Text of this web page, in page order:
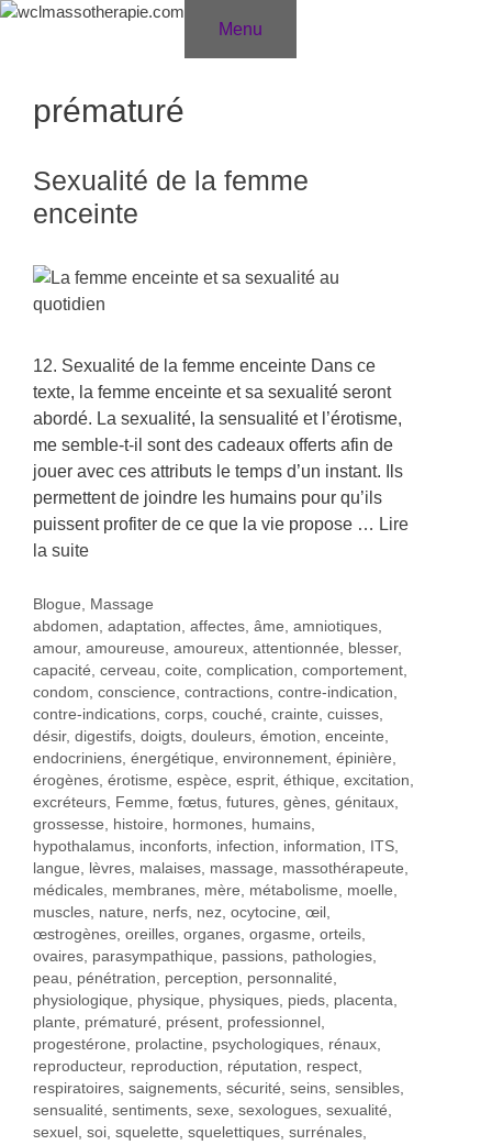
Aller
Menu
prématuré
Sexualité de la femme
enceinte
12. Sexualité de la femme enceinte Dans ce
texte, la femme enceinte et sa sexualité seront
abordé. La sexualité, la sensualité et l’érotisme,
me semble-t-il sont des cadeaux offerts afin de
jouer avec ces attributs le temps d’un instant. Ils
permettent de joindre les humains pour qu’ils
puissent profiter de ce que la vie propose … Lire
la suite
Catégories
Blogue, Massage
Étiquettes
abdomen, adaptation, affectes, âme, amniotiques,
amour, amoureuse, amoureux, attentionnée, blesser,
capacité, cerveau, coite, complication, comportement,
condom, conscience, contractions, contre-indication,
contre-indications, corps, couché, crainte, cuisses,
désir, digestifs, doigts, douleurs, émotion, enceinte,
endocriniens, énergétique, environnement, épinière,
érogènes, érotisme, espèce, esprit, éthique, excitation,
excréteurs, Femme, fœtus, futures, gènes, génitaux,
grossesse, histoire, hormones, humains,
hypothalamus, inconforts, infection, information, ITS,
langue, lèvres, malaises, massage, massothérapeute,
médicales, membranes, mère, métabolisme, moelle,
muscles, nature, nerfs, nez, ocytocine, œil ,
œstrogènes, oreilles, organes, orgasme, orteils,
ovaires, parasympathique, passions, pathologies,
peau, pénétration, perception, personnalité,
physiologique, physique, physiques, pieds, placenta,
plante, prématuré, présent, professionnel ,
progestérone, prolactine, psychologiques, rénaux,
reproducteur, reproduction, réputation, respect,
respiratoires, saignements, sécurité, seins, sensibles,
sensualité, sentiments, sexe, sexologues, sexualité,
sexuel , soi, squelette, squelettiques, surrénales,